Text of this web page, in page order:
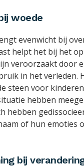
woede
evenwicht bij
helpt het bij het
veroorzaakt door
in het verleden.
steen voor
hebben
hebben
of hun emoties
bij